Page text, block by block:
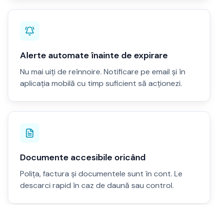
Alerte automate înainte de expirare
Nu mai uiți de reînnoire. Notificare pe email și în
aplicația mobilă cu timp suficient să acționezi.
Documente accesibile oricând
Polița, factura și documentele sunt în cont. Le
descarci rapid în caz de daună sau control.